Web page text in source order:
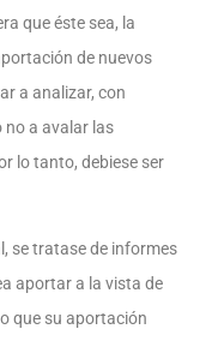
que éste sea, la
de nuevos
a analizar, con
no a avalar las
lo tanto, debiese ser
se tratase de informes
aportar a la vista de
que su aportación